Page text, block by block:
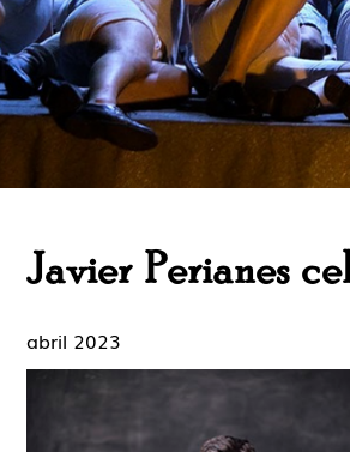
Javier Perianes
abril 2023